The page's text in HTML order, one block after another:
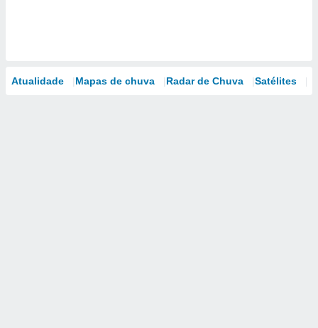
Atualidade Mapas de chuva Radar de Chuva Satélites